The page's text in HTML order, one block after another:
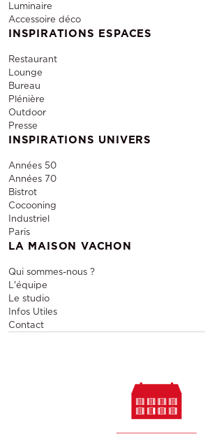
Luminaire
Accessoire déco
INSPIRATIONS ESPACES
Restaurant
Lounge
Bureau
Plénière
Outdoor
Presse
INSPIRATIONS UNIVERS
Années 50
Années 70
Bistrot
Cocooning
Industriel
Paris
LA MAISON VACHON
Qui sommes-nous ?
L'équipe
Le studio
Infos Utiles
Contact